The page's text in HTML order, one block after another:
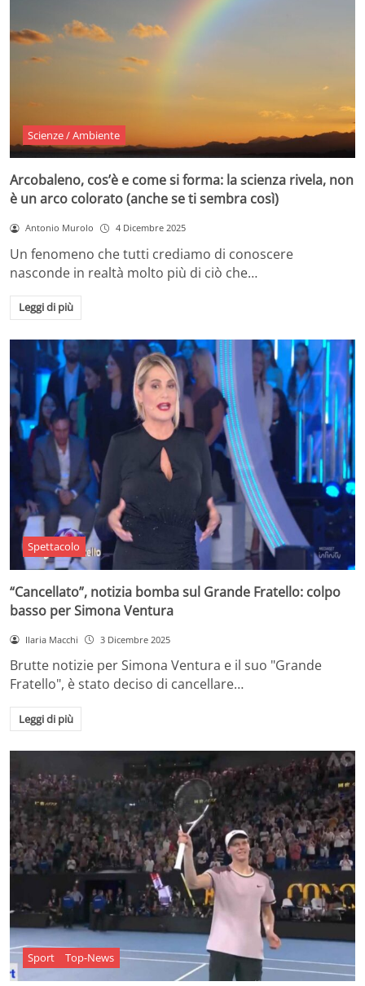
Scienze / Ambiente
Arcobaleno, cos’è e come si forma: la scienza rivela, non
è un arco colorato (anche se ti sembra così)
Antonio Murolo 4 Dicembre 2025
Un fenomeno che tutti crediamo di conoscere
nasconde in realtà molto più di ciò che…
Leggi di più
Spettacolo
“Cancellato”, notizia bomba sul Grande Fratello: colpo
basso per Simona Ventura
Ilaria Macchi 3 Dicembre 2025
Brutte notizie per Simona Ventura e il suo "Grande
Fratello", è stato deciso di cancellare…
Leggi di più
Sport Top-News